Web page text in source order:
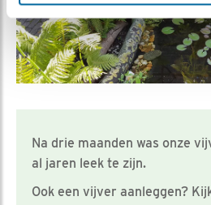
Na drie maanden was onze
al jaren leek te zijn.
Ook een vijver aanleggen?